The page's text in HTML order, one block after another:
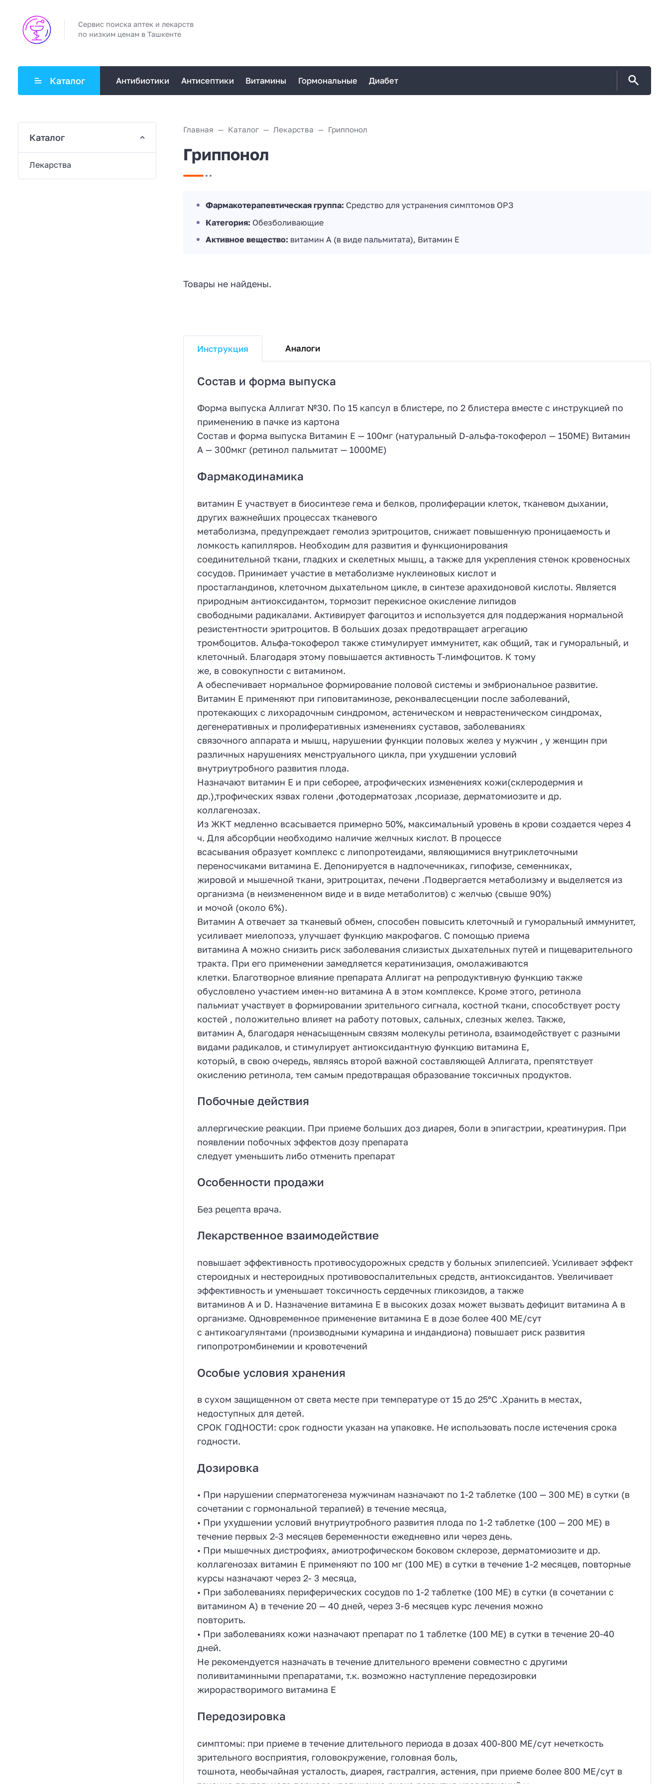
Сервис поиска аптек и лекарств
по низким ценам в Ташкенте
Каталог Антибиотики Антисептики Витамины Гормональные Диабет
Главная Каталог Лекарства Гриппонол
Гриппонол
Фармакотерапевтическая группа: Средство для устранения симптомов ОРЗ
Категория: Обезболивающие
Активное вещество: витамин А (в виде пальмитата), Витамин Е
Товары не найдены.
Инструкция Аналоги
Состав и форма выпуска
Форма выпуска Аллигат №30. По 15 капсул в блистере, по 2 блистера вместе с инструкцией по
применению в пачке из картона
Состав и форма выпуска Витамин Е — 100мг (натуральный D-альфа-токоферол — 150МЕ) Витамин
А — 300мкг (ретинол пальмитат — 1000МЕ)
Фармакодинамика
витамин Е участвует в биосинтезе гема и белков, пролиферации клеток, тканевом дыхании,
других важнейших процессах тканевого
метаболизма, предупреждает гемолиз эритроцитов, снижает повышенную проницаемость и
ломкость капилляров. Необходим для развития и функционирования
соединительной ткани, гладких и скелетных мышц, а также для укрепления стенок кровеносных
сосудов. Принимает участие в метаболизме нуклеиновых кислот и
простагландинов, клеточном дыхательном цикле, в синтезе арахидоновой кислоты. Является
природным антиоксидантом, тормозит перекисное окисление липидов
свободными радикалами. Активирует фагоцитоз и используется для поддержания нормальной
резистентности эритроцитов. В больших дозах предотвращает агрегацию
тромбоцитов. Альфа-токоферол также стимулирует иммунитет, как общий, так и гуморальный, и
клеточный. Благодаря этому повышается активность Т-лимфоцитов. К тому
же, в совокупности с витамином.
А обеспечивает нормальное формирование половой системы и эмбриональное развитие.
Витамин Е применяют при гиповитаминозе, реконвалесценции после заболеваний,
протекающих с лихорадочным синдромом, астеническом и неврастеническом синдромах,
дегенеративных и пролиферативных изменениях суставов, заболеваниях
связочного аппарата и мышц, нарушении функции половых желез у мужчин , у женщин при
различных нарушениях менструального цикла, при ухудшении условий
внутриутробного развития плода.
Назначают витамин Е и при себорее, атрофических изменениях кожи(склеродермия и
др.),трофических язвах голени ,фотодерматозах ,псориазе, дерматомиозите и др.
коллагенозах.
Из ЖКТ медленно всасывается примерно 50%, максимальный уровень в крови создается через 4
ч. Для абсорбции необходимо наличие желчных кислот. В процессе
всасывания образует комплекс с липопротеидами, являющимися внутриклеточными
переносчиками витамина Е. Депонируется в надпочечниках, гипофизе, семенниках,
жировой и мышечной ткани, эритроцитах, печени .Подвергается метаболизму и выделяется из
организма (в неизмененном виде и в виде метаболитов) с желчью (свыше 90%)
и мочой (около 6%).
Витамин А отвечает за тканевый обмен, способен повысить клеточный и гуморальный иммунитет,
усиливает миелопоэз, улучшает функцию макрофагов. С помощью приема
витамина А можно снизить риск заболевания слизистых дыхательных путей и пищеварительного
тракта. При его применении замедляется кератинизация, омолаживаются
клетки. Благотворное влияние препарата Аллигат на репродуктивную функцию также
обусловлено участием имен-но витамина А в этом комплексе. Кроме этого, ретинола
пальмиат участвует в формировании зрительного сигнала, костной ткани, способствует росту
костей , положительно влияет на работу потовых, сальных, слезных желез. Также,
витамин А, благодаря ненасыщенным связям молекулы ретинола, взаимодействует с разными
видами радикалов, и стимулирует антиоксидантную функцию витамина Е,
который, в свою очередь, являясь второй важной составляющей Аллигата, препятствует
окислению ретинола, тем самым предотвращая образование токсичных продуктов.
Побочные действия
аллергические реакции. При приеме больших доз диарея, боли в эпигастрии, креатинурия. При
появлении побочных эффектов дозу препарата
следует уменьшить либо отменить препарат
Особенности продажи
Без рецепта врача.
Лекарственное взаимодействие
повышает эффективность противосудорожных средств у больных эпилепсией. Усиливает эффект
стероидных и нестероидных противовоспалительных средств, антиоксидантов. Увеличивает
эффективность и уменьшает токсичность сердечных гликозидов, а также
витаминов А и D. Назначение витамина Е в высоких дозах может вызвать дефицит витамина А в
организме. Одновременное применение витамина Е в дозе более 400 МЕ/сут
с антикоагулянтами (производными кумарина и индандиона) повышает риск развития
гипопротромбинемии и кровотечений
Особые условия хранения
в сухом защищенном от света месте при температуре от 15 до 25°С .Хранить в местах,
недоступных для детей.
СРОК ГОДНОСТИ: срок годности указан на упаковке. Не использовать после истечения срока
годности.
Дозировка
• При нарушении сперматогенеза мужчинам назначают по 1-2 таблетке (100 — 300 ME) в сутки (в
сочетании с гормональной терапией) в течение месяца,
• При ухудшении условий внутриутробного развития плода по 1-2 таблетке (100 — 200 ME) в
течение первых 2-3 месяцев беременности ежедневно или через день.
• При мышечных дистрофиях, амиотрофическом боковом склерозе, дерматомиозите и др.
коллагенозах витамин Е применяют по 100 мг (100 ME) в сутки в течение 1-2 месяцев, повторные
курсы назначают через 2- 3 месяца,
• При заболеваниях периферических сосудов по 1-2 таблетке (100 ME) в сутки (в сочетании с
витамином А) в течение 20 — 40 дней, через 3-6 месяцев курс лечения можно
повторить.
• При заболеваниях кожи назначают препарат по 1 таблетке (100 ME) в сутки в течение 20-40
дней.
Не рекомендуется назначать в течение длительного времени совместно с другими
поливитаминными препаратами, т.к. возможно наступление передозировки
жирорастворимого витамина Е
Передозировка
симптомы: при приеме в течение длительного периода в дозах 400-800 МЕ/сут нечеткость
зрительного восприятия, головокружение, головная боль,
тошнота, необычайная усталость, диарея, гастралгия, астения, при приеме более 800 МЕ/сут в
Каталог
Лекарства